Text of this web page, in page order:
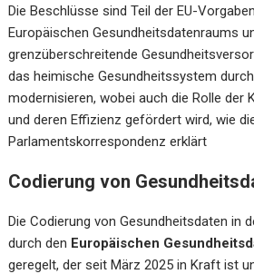
Die Beschlüsse sind Teil der EU-
Europäischen Gesundheitsdatenraums
grenzüberschreitende
das heimische Gesundheitssystem
modernisieren, wobei auch die Rolle der
und deren Effizienz gefördert wird, wie
Parlamentskorrespondenz erklärt
Codierung von
Die Codierung von Gesundheitsdaten in
durch den Europäischen
geregelt, der seit März 2025 in Kraft ist